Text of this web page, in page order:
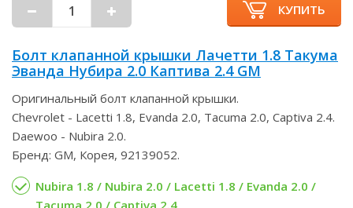
КУПИТЬ
Болт клапанной крышки Лачетти 1.8 Такума
Эванда Нубира 2.0 Каптива 2.4 GM
Оригинальный болт клапанной крышки.
Chevrolet - Lacetti 1.8, Evanda 2.0, Tacuma 2.0, Captiva 2.4.
Daewoo - Nubira 2.0.
Бренд: GM, Корея, 92139052.
Nubira 1.8 / Nubira 2.0 / Lacetti 1.8 / Evanda 2.0 /
Tacuma 2.0 / Captiva 2.4